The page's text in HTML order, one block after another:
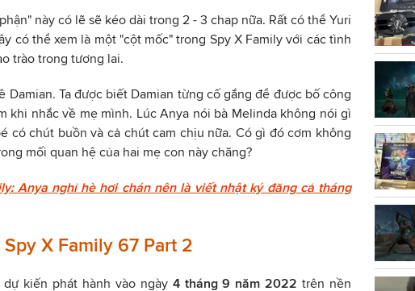
này có lẽ sẽ kéo dài trong 2 - 3 chap nữa. Rất có thể Yuri
có thể xem là một "cột mốc" trong Spy X Family với các tình
trào trong tương lai.
Damian. Ta được biết Damian từng cố gắng để được bố công
khi nhắc về mẹ mình. Lúc Anya nói bà Melinda không nói gì
có chút buồn và cả chút cam chịu nữa. Có gì đó cơm không
mối quan hệ của hai mẹ con này chăng?
Anya nghỉ hè hơi chán nên là viết nhật ký đăng cả tháng
X Family 67 Part 2
dự kiến phát hành vào ngày 4 tháng 9 năm 2022 trên nền